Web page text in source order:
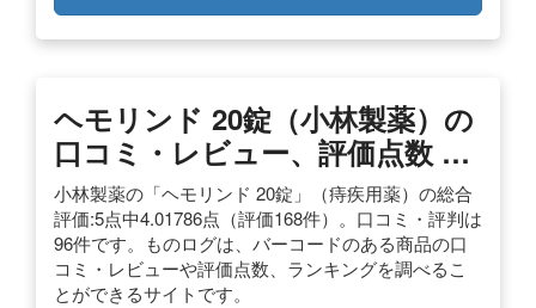
ヘモリンド 20錠（小林製薬）の
口コミ・レビュー、評価点数 …
小林製薬の「ヘモリンド 20錠」（痔疾用薬）の総合
評価:5点中4.01786点（評価168件）。口コミ・評判は
96件です。ものログは、バーコードのある商品の口
コミ・レビューや評価点数、ランキングを調べるこ
とができるサイトです。